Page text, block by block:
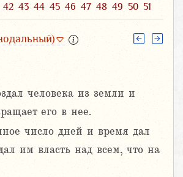
42 43 44 45 46 47 48 49 50 51
человека из земли и
его в нее.
число дней и время дал
им власть над всем, что на